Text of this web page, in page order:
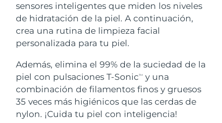
sensores inteligentes que miden los niveles
de hidratación de la piel. A continuación,
crea una rutina de limpieza facial
personalizada para tu piel.
Además, elimina el 99% de la suciedad de la
piel con pulsaciones T-SonicTM
y una
combinación de filamentos finos y gruesos
35 veces más higiénicos que las cerdas de
nylon. ¡Cuida tu piel con inteligencia!
LUNA™ 4 Plus
Massage, LED heating
LUNA™ 4 Men
For men, anti-aging massage
BEAR™ 2 go
Microcurrent toning on-the-go
BEAR™ 2 eyes & lips
Microcurrent line smoothing device
Hidratación
UFO™ 3 pack
Deep facial hydration
UFO™ 3 LED
Near-infrared and red light therapy
device
Cuidado bucal
issa™ 4
Hybrid silicone sonic toothbrush
issa™ 4 plus
Smart hybrid silicone sonic toothbrush
TRATAMIENTO ANTIEDAD FAQ™
Antiedad Tratamientos LED
NEW
Bosnia y Herzegovina Entrega prevista 8/12/26
Brunéi Entrega prevista
Canadá Entrega prevista
Chile Entrega prevista8/13/26